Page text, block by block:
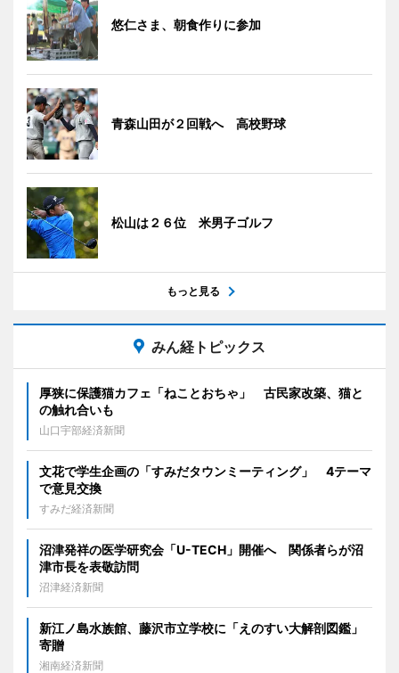
悠仁さま、朝食作りに参加
青森山田が２回戦へ 高校野球
松山は２６位 米男子ゴルフ
もっと見る
みん経トピックス
厚狭に保護猫カフェ「ねことおちゃ」 古民家改築、猫と
の触れ合いも
山口宇部経済新聞
文花で学生企画の「すみだタウンミーティング」 4テーマ
で意見交換
すみだ経済新聞
沼津発祥の医学研究会「U-TECH」開催へ 関係者らが沼
津市長を表敬訪問
沼津経済新聞
新江ノ島水族館、藤沢市立学校に「えのすい大解剖図鑑」
寄贈
湘南経済新聞